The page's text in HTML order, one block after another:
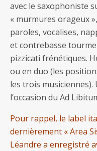
avec le saxophoniste
« murmures orageux
paroles, vocalises,
et contrebasse
pizzicati frénétiques.
ou en duo (les
les trois
l’occasion du Ad
Pour rappel, le label
dernièrement « Area
Léandre a enregistré